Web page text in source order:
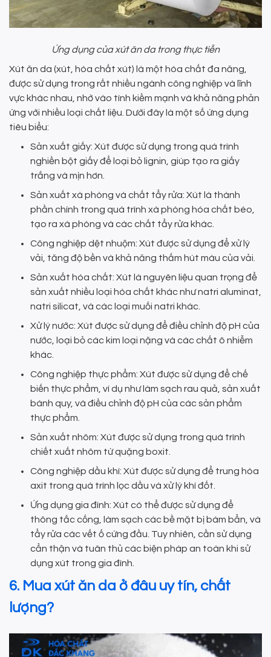
Ứng dụng của xút ăn da trong thực tiễn
Xút ăn da (xút, hóa chất xút) là một hóa chất đa năng,
được sử dụng trong rất nhiều ngành công nghiệp và lĩnh
vực khác nhau, nhờ vào tính kiềm mạnh và khả năng phản
ứng với nhiều loại chất liệu. Dưới đây là một số ứng dụng
tiêu biểu:
Sản xuất giấy: Xút được sử dụng trong quá trình
nghiền bột giấy để loại bỏ lignin, giúp tạo ra giấy
trắng và mịn hơn.
Sản xuất xà phòng và chất tẩy rửa: Xút là thành
phần chính trong quá trình xà phòng hóa chất béo,
tạo ra xà phòng và các chất tẩy rửa khác.
Công nghiệp dệt nhuộm: Xút được sử dụng để xử lý
vải, tăng độ bền và khả năng thấm hút màu của vải.
Sản xuất hóa chất: Xút là nguyên liệu quan trọng để
sản xuất nhiều loại hóa chất khác như natri aluminat,
natri silicat, và các loại muối natri khác.
Xử lý nước: Xút được sử dụng để điều chỉnh độ pH của
nước, loại bỏ các kim loại nặng và các chất ô nhiễm
khác.
Công nghiệp thực phẩm: Xút được sử dụng để chế
biến thực phẩm, ví dụ như làm sạch rau quả, sản xuất
bánh quy, và điều chỉnh độ pH của các sản phẩm
thực phẩm.
Sản xuất nhôm: Xút được sử dụng trong quá trình
chiết xuất nhôm từ quặng boxit.
Công nghiệp dầu khí: Xút được sử dụng để trung hòa
axit trong quá trình lọc dầu và xử lý khí đốt.
Ứng dụng gia đình: Xút có thể được sử dụng để
thông tắc cống, làm sạch các bề mặt bị bám bẩn, và
tẩy rửa các vết ố cứng đầu. Tuy nhiên, cần sử dụng
cẩn thận và tuân thủ các biện pháp an toàn khi sử
dụng xút trong gia đình.
6. Mua xút ăn da ở đâu uy tín, chất
lượng?